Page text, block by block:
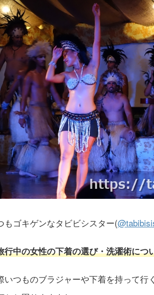
もゴキゲンなタビビシスター(
行中の女性の下着の選び・洗濯術につ
いつものブラジャーや下着を持って行